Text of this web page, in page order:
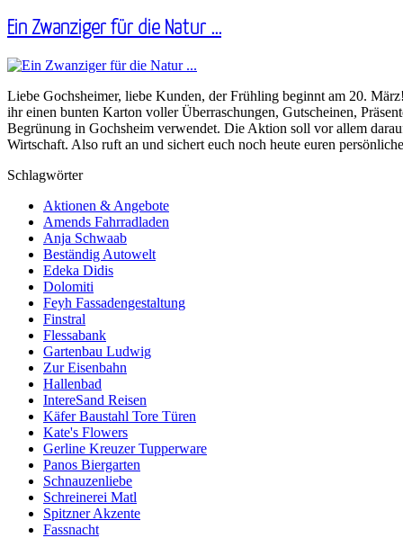
Ein Zwanziger für die Natur ...
Liebe Gochsheimer, liebe Kunden, der Frühling beginnt am 20.
ihr einen bunten Karton voller Überraschungen, Gutscheinen,
Begrünung in Gochsheim verwendet. Die Aktion soll vor allem
Wirtschaft. Also ruft an und sichert euch noch heute euren
Schlagwörter
Aktionen & Angebote
Amends Fahrradladen
Anja Schwaab
Beständig Autowelt
Edeka Didis
Dolomiti
Feyh Fassadengestaltung
Finstral
Flessabank
Gartenbau Ludwig
Zur Eisenbahn
Hallenbad
IntereSand Reisen
Käfer Baustahl Tore Türen
Kate's Flowers
Gerline Kreuzer Tupperware
Panos Biergarten
Schnauzenliebe
Schreinerei Matl
Spitzner Akzente
Fassnacht